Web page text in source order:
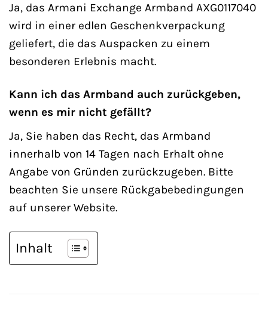
Ja, das Armani Exchange Armband AXG0117040
wird in einer edlen Geschenkverpackung
geliefert, die das Auspacken zu einem
besonderen Erlebnis macht.
Kann ich das Armband auch zurückgeben,
wenn es mir nicht gefällt?
Ja, Sie haben das Recht, das Armband
innerhalb von 14 Tagen nach Erhalt ohne
Angabe von Gründen zurückzugeben. Bitte
beachten Sie unsere Rückgabebedingungen
auf unserer Website.
Inhalt